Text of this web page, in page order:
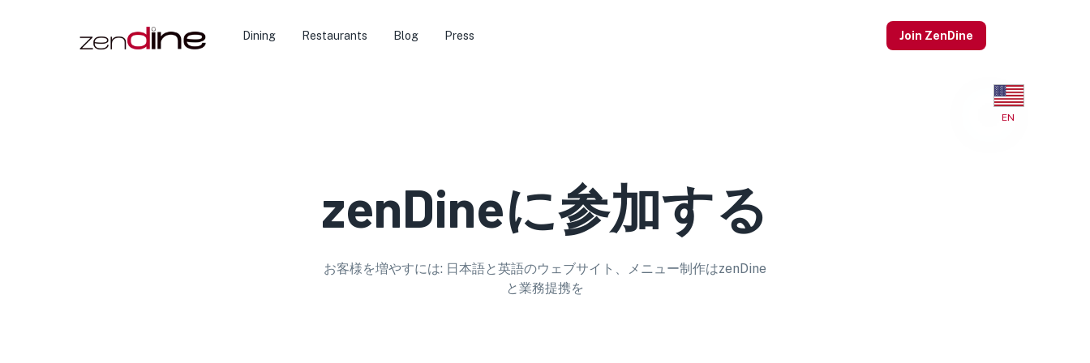
Dining Restaurants Blog Press Join ZenDine
EN
zenDineに参加する
お客様を増やすには: 日本語と英語のウェブサイト、メニュー制作はzenDine
と業務提携を